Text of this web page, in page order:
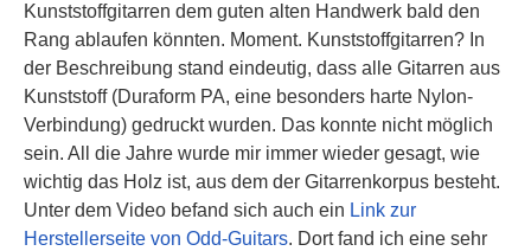
Kunststoffgitarren dem guten alten Handwerk bald den
Rang ablaufen könnten. Moment. Kunststoffgitarren? In
der Beschreibung stand eindeutig, dass alle Gitarren aus
Kunststoff (Duraform PA, eine besonders harte Nylon-
Verbindung) gedruckt wurden. Das konnte nicht möglich
sein. All die Jahre wurde mir immer wieder gesagt, wie
wichtig das Holz ist, aus dem der Gitarrenkorpus besteht.
Unter dem Video befand sich auch ein Link zur
Herstellerseite von Odd-Guitars. Dort fand ich eine sehr